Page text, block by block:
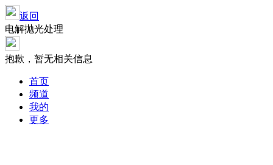
返回
电解抛光处理
抱歉，暂无相关信息
首页
频道
我的
更多